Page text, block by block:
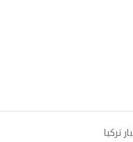
تركيا